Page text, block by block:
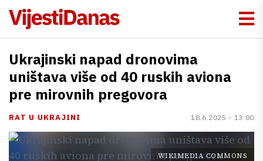
Ukrajinski napad dronovima
uništava više od 40 ruskih aviona
pre mirovnih pregovora
RAT U UKRAJINI 18.6.2025 - 13:00
WIKIMEDIA COMMONS